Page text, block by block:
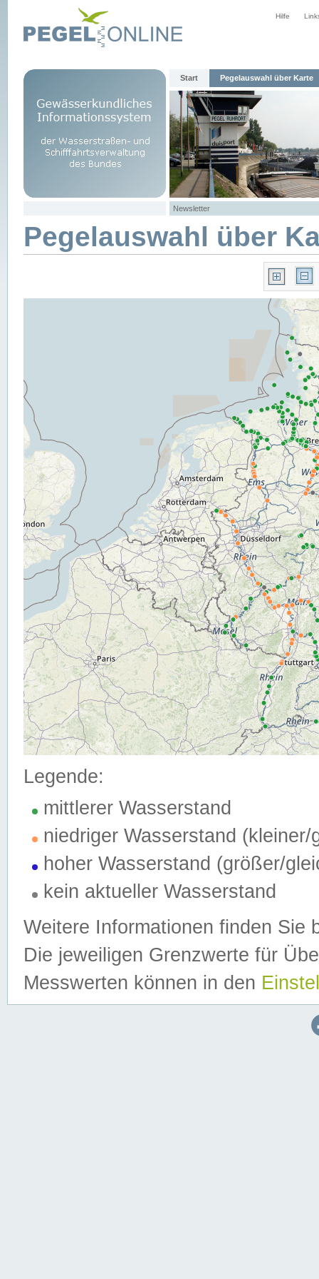
Hilfe
Start Pegelauswahl über Karte
Newsletter
Pegelauswahl über
Legende:
mittlerer Wasserstand
niedriger Wasserstand (kleiner/
hoher Wasserstand (größer/
kein aktueller Wasserstand
Weitere Informationen finden Sie
Die jeweiligen Grenzwerte für
Messwerten können in den